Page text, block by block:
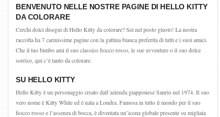
BENVENUTO NELLE NOSTRE PAGINE DI HELLO KITTY
DA COLORARE
Cerchi dolci disegni di Hello Kitty da colorare? Sei nel posto giusto! La nostra
raccolta ha 7 carinissime pagine con la gattina bianca preferita di tutti e i suoi amici.
Che il tuo bimbo ami il suo classico fiocco rosso, le sue avventure o il suo dolce
sorriso, qui c’è tanto da colorare.
SU HELLO KITTY
Hello Kitty è un personaggio creato dall’azienda giapponese Sanrio nel 1974. Il suo
vero nome è Kitty White ed è nata a Londra. Famosa in tutto il mondo per il suo
fiocco rosso e l’assenza di bocca, è diventata un’icona globale presente su migliaia